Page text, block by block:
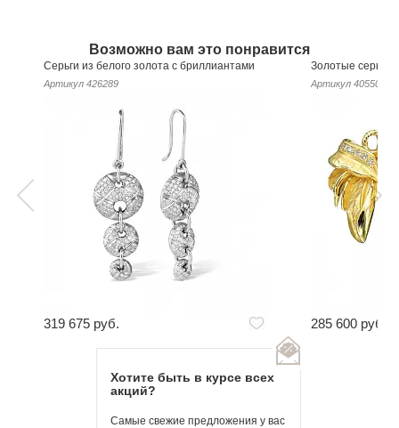
Возможно вам это понравится
Серьги из белого золота с бриллиантами
Артикул 426289
319 675 руб.
Золотые серьги
Артикул 405509
285 600 руб.
Хотите быть в курсе всех
акций?
Самые свежие предложения у вас